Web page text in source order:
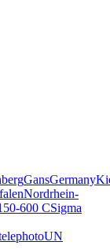
GansGermany
Nordrhein-
CSigma
UN